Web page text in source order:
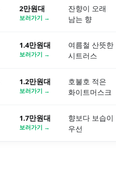
2만원대
보러가기 →
잔향이 오래
남는 향
1.4만원대
보러가기 →
여름철 산뜻한
시트러스
1.2만원대
보러가기 →
호불호 적은
화이트머스크
1.7만원대
보러가기 →
향보다 보습이
우선